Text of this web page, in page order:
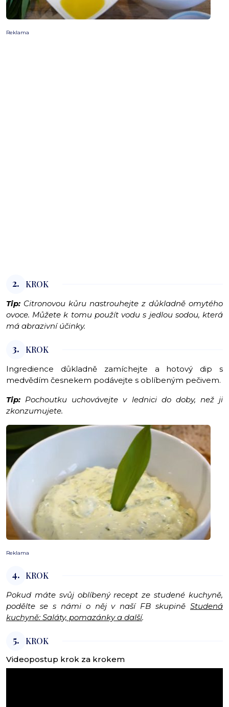
Reklama
2. KROK
Tip: Citronovou kůru nastrouhejte z důkladně omytého
ovoce. Můžete k tomu použít vodu s jedlou sodou, která
má abrazivní účinky.
3. KROK
Ingredience důkladně zamíchejte a hotový dip s
medvědím česnekem podávejte s oblíbeným pečivem.
Tip: Pochoutku uchovávejte v lednici do doby, než ji
zkonzumujete.
Reklama
4. KROK
Pokud máte svůj oblíbený recept ze studené kuchyně,
podělte se s námi o něj v naší FB skupině Studená
kuchyně: Saláty, pomazánky a další.
5. KROK
Videopostup krok za krokem